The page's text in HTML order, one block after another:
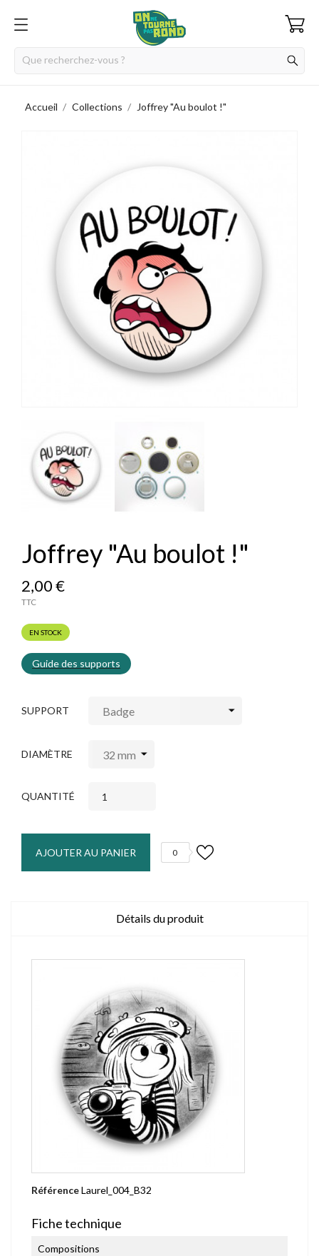
Accueil Collections Joffrey "Au boulot !"
Joffrey "Au boulot !"
2,00 €
TTC
EN STOCK
Guide des supports
SUPPORT
DIAMÈTRE
QUANTITÉ
AJOUTER AU PANIER 0
Détails du produit
RéférenceLaurel_004_B32
Fiche technique
Compositions